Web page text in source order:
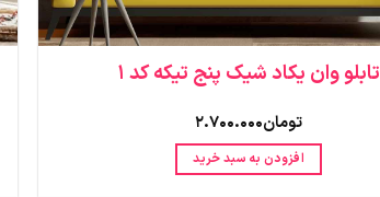
تابلو وان یکاد شیک پنج تیکه کد 1
تومان2.700.000
افزودن به سبد خرید